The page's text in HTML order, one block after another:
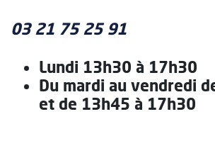
03 21 75 25 91
Lundi 13h30 à 17h30
Du mardi au vendredi
et de 13h45 à 17h30